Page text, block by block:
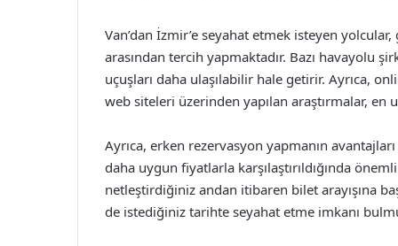
Van’dan İzmir’e seyahat etmek isteyen
arasından tercih yapmaktadır. Bazı havayolu
uçuşları daha ulaşılabilir hale getirir. Ayrıca,
web siteleri üzerinden yapılan araştırmalar, en
Ayrıca, erken rezervasyon yapmanın
daha uygun fiyatlarla karşılaştırıldığında
netleştirdiğiniz andan itibaren bilet arayışına
de istediğiniz tarihte seyahat etme imkanı